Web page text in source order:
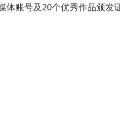
体账号及20个优秀作品颁